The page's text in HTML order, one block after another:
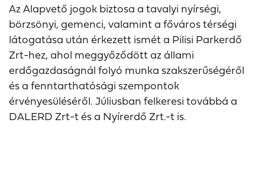
Az Alapvető jogok biztosa a tavalyi nyírségi,
börzsönyi, gemenci, valamint a főváros térségi
látogatása után érkezett ismét a Pilisi Parkerdő
Zrt-hez, ahol meggyőződött az állami
erdőgazdaságnál folyó munka szakszerűségéről
és a fenntarthatósági szempontok
érvényesüléséről. Júliusban felkeresi továbbá a
DALERD Zrt-t és a Nyírerdő Zrt.-t is.